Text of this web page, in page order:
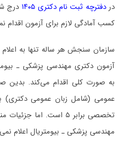
در دفترچه ثبت نام دکتری ۱۴۰۵
درج
کسب آمادگی لازم برای آزمون اقدام
سازمان سنجش هر ساله تنها به
آزمون دکتری ﻣﻬﻨﺪسی پزشکی ـ
به صورت کلی اقدام می‌کند.
تخصصی برابر ۵ است. اما
ﻣﻬﻨﺪسی پزشکی ـ بیومتریال اعلام